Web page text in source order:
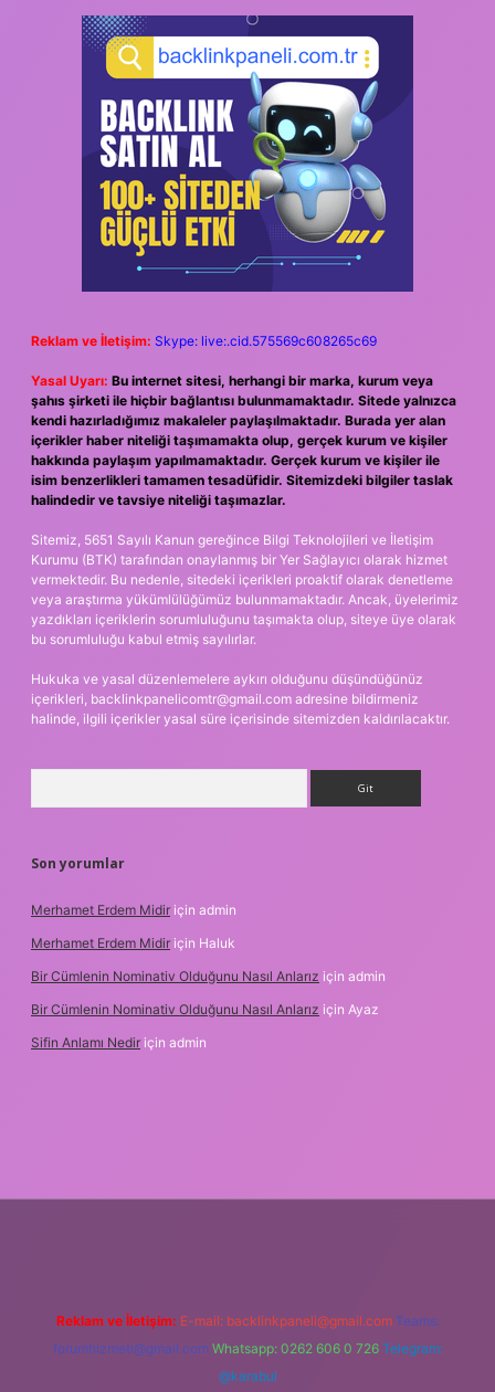
Reklam ve İletişim: Skype: live:.cid.575569c608265c69
Yasal Uyarı: Bu internet sitesi, herhangi bir marka, kurum veya
şahıs şirketi ile hiçbir bağlantısı bulunmamaktadır. Sitede yalnızca
kendi hazırladığımız makaleler paylaşılmaktadır. Burada yer alan
içerikler haber niteliği taşımamakta olup, gerçek kurum ve kişiler
hakkında paylaşım yapılmamaktadır. Gerçek kurum ve kişiler ile
isim benzerlikleri tamamen tesadüfidir. Sitemizdeki bilgiler taslak
halindedir ve tavsiye niteliği taşımazlar.
Sitemiz, 5651 Sayılı Kanun gereğince Bilgi Teknolojileri ve İletişim
Kurumu (BTK) tarafından onaylanmış bir Yer Sağlayıcı olarak hizmet
vermektedir. Bu nedenle, sitedeki içerikleri proaktif olarak denetleme
veya araştırma yükümlülüğümüz bulunmamaktadır. Ancak, üyelerimiz
yazdıkları içeriklerin sorumluluğunu taşımakta olup, siteye üye olarak
bu sorumluluğu kabul etmiş sayılırlar.
Hukuka ve yasal düzenlemelere aykırı olduğunu düşündüğünüz
içerikleri, backlinkpanelicomtr@gmail.com adresine bildirmeniz
halinde, ilgili içerikler yasal süre içerisinde sitemizden kaldırılacaktır.
Son yorumlar
Merhamet Erdem Midir için admin
Merhamet Erdem Midir için Haluk
Bir Cümlenin Nominativ Olduğunu Nasıl Anlarız için admin
Bir Cümlenin Nominativ Olduğunu Nasıl Anlarız için Ayaz
Sifin Anlamı Nedir için admin
Reklam ve İletişim: E-mail: backlinkpaneli@gmail.com Teams:
forumhizmeti@gmail.com Whatsapp: 0262 606 0 726 Telegram:
@karabul